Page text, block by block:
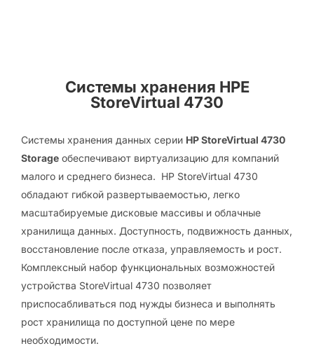
Системы хранения HPE
StoreVirtual 4730
Системы хранения данных серии HP StoreVirtual 4730
Storage обеспечивают виртуализацию для компаний
малого и среднего бизнеса. HP StoreVirtual 4730
обладают гибкой развертываемостью, легко
масштабируемые дисковые массивы и облачные
хранилища данных. Доступность, подвижность данных,
восстановление после отказа, управляемость и рост.
Комплексный набор функциональных возможностей
устройства StoreVirtual 4730 позволяет
приспосабливаться под нужды бизнеса и выполнять
рост хранилища по доступной цене по мере
необходимости.